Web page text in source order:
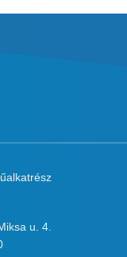
u. 4.